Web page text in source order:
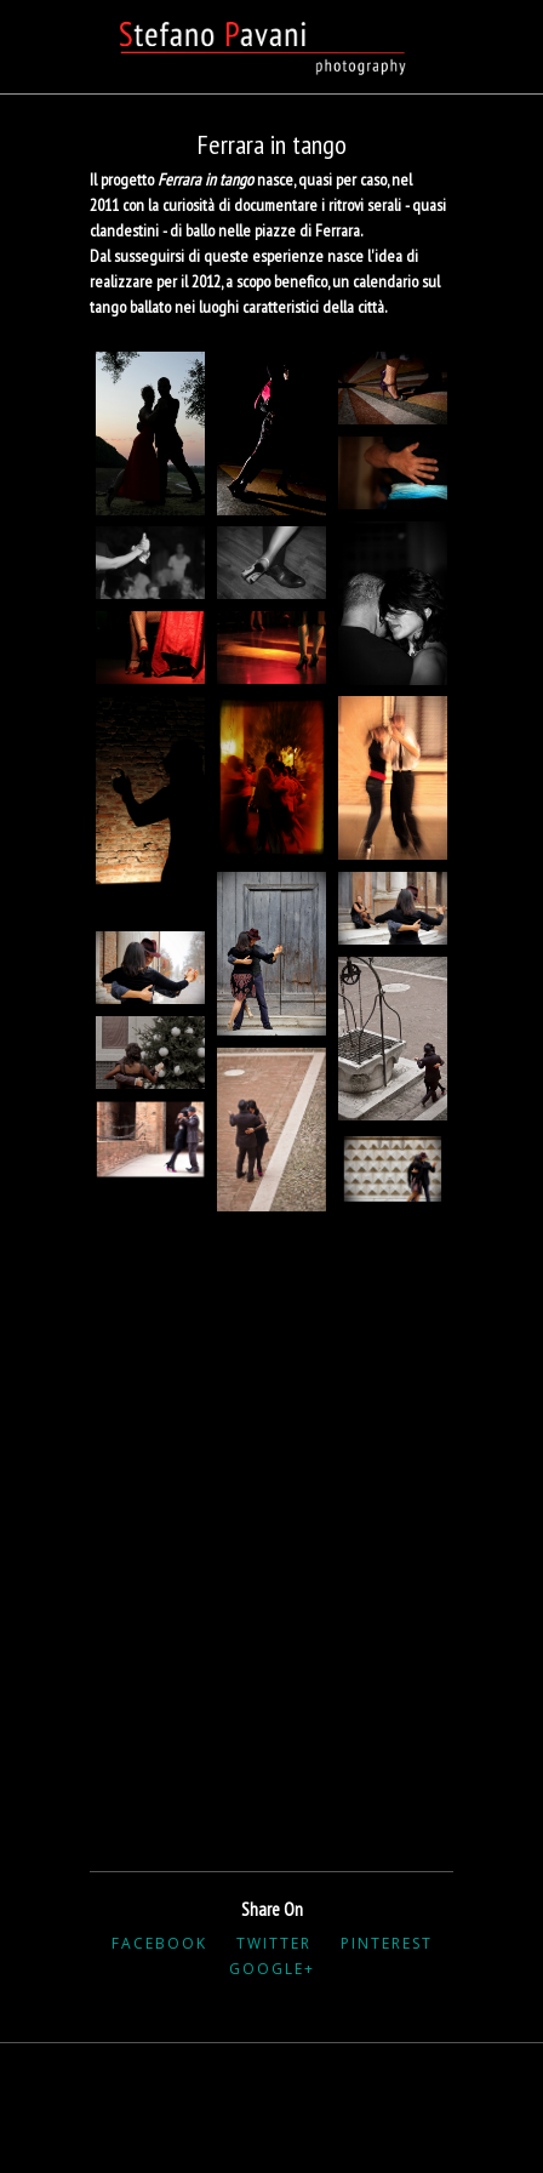
Ferrara in tango
Il progettoFerrara in tangonasce, quasi per caso, nel
2011 con la curiosità di documentare i ritrovi serali - quasi
clandestini - di ballo nelle piazze di Ferrara.
Dal susseguirsi di queste esperienze nasce l'idea di
realizzare per il 2012, a scopo benefico, un calendario sul
tango ballato nei luoghi caratteristici della città.
Share On
FACEBOOK TWITTER
PINTEREST
GOOGLE+